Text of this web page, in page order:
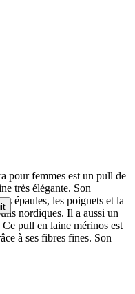
pour femmes est un pull de
très élégante. Son
épaules, les poignets et la
nordiques. Il a aussi un
pull en laine mérinos est
à ses fibres fines. Son